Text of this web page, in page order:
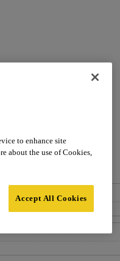
to enhance site
about the use of Cookies,
Accept All Cookies